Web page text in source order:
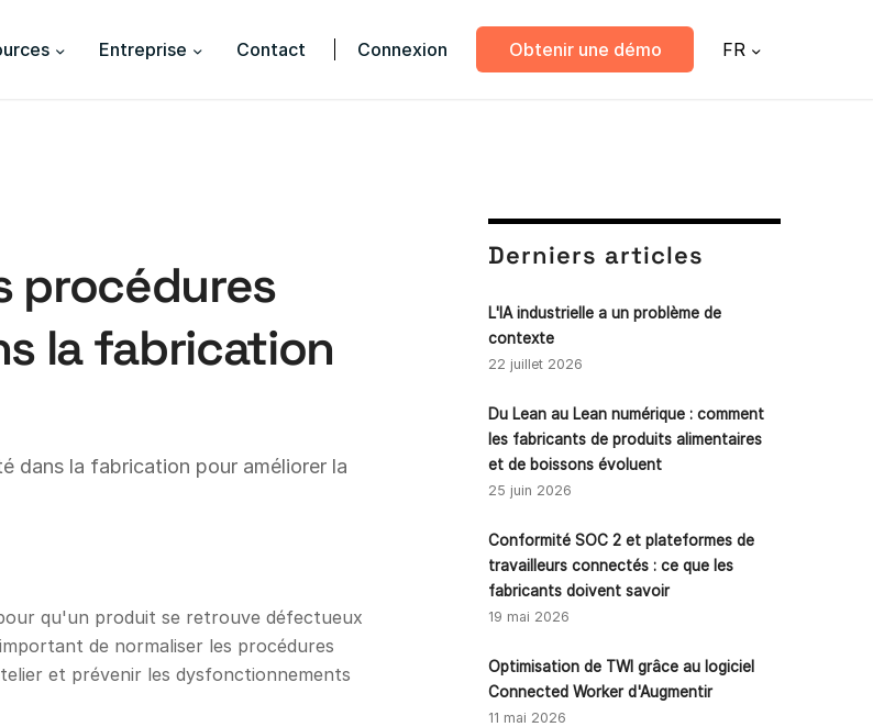
Entreprise Contact Connexion Obtenir une démo FR
procédures
la fabrication
dans la fabrication pour améliorer la
qu'un produit se retrouve défectueux
de normaliser les procédures
et prévenir les dysfonctionnements
Derniers articles
L'IA industrielle a un problème de
contexte
22 juillet 2026
Du Lean au Lean numérique : comment
les fabricants de produits alimentaires
et de boissons évoluent
25 juin 2026
Conformité SOC 2 et plateformes de
travailleurs connectés : ce que les
fabricants doivent savoir
19 mai 2026
Optimisation de TWI grâce au logiciel
Connected Worker d'Augmentir
11 mai 2026